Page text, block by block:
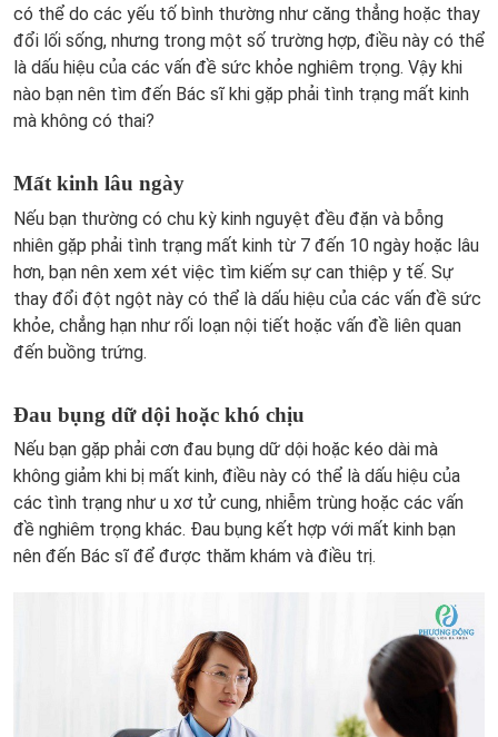
có thể do các yếu tố bình thường như căng thẳng hoặc thay
đổi lối sống, nhưng trong một số trường hợp, điều này có thể
là dấu hiệu của các vấn đề sức khỏe nghiêm trọng. Vậy khi
nào bạn nên tìm đến Bác sĩ khi gặp phải tình trạng mất kinh
mà không có thai?
Mất kinh lâu ngày
Nếu bạn thường có chu kỳ kinh nguyệt đều đặn và bỗng
nhiên gặp phải tình trạng mất kinh từ 7 đến 10 ngày hoặc lâu
hơn, bạn nên xem xét việc tìm kiếm sự can thiệp y tế. Sự
thay đổi đột ngột này có thể là dấu hiệu của các vấn đề sức
khỏe, chẳng hạn như rối loạn nội tiết hoặc vấn đề liên quan
đến buồng trứng.
Đau bụng dữ dội hoặc khó chịu
Nếu bạn gặp phải cơn đau bụng dữ dội hoặc kéo dài mà
không giảm khi bị mất kinh, điều này có thể là dấu hiệu của
các tình trạng như u xơ tử cung, nhiễm trùng hoặc các vấn
đề nghiêm trọng khác. Đau bụng kết hợp với mất kinh bạn
nên đến Bác sĩ để được thăm khám và điều trị.